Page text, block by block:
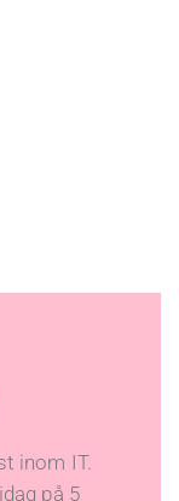
inom IT.
på 5